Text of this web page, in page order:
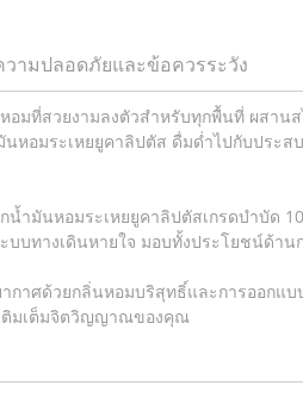
วามปลอดภัยและข้อควรระวัง
มที่สวยงามลงตัวสำหรับทุกพื้นที่ ผสา
อมระเหยยูคาลิปตัส ดื่มด่ำไปกับประ
ำมันหอมระเหยยูคาลิปตัสเกรดบำบัด
บบทางเดินหายใจ มอบทั้งประโยชน์ด้า
ากาศด้วยกลิ่นหอมบริสุทธิ์และการออก
ติมเต็มจิตวิญญาณของคุณ